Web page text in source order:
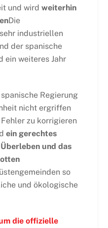
und wird weiterhin
Die
industriellen
der spanische
ein weiteres Jahr
Regierung
nicht ergriffen
zu korrigieren
ein gerechtes
und das
so
und ökologische
die offizielle